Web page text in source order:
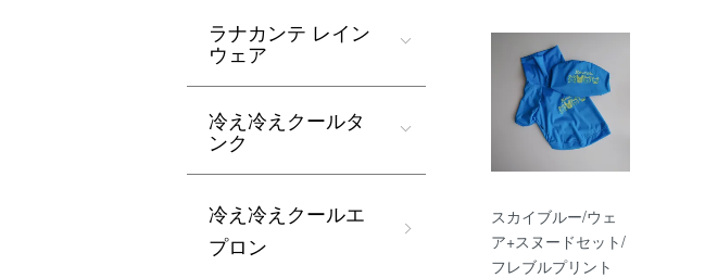
スカイブルー/ウェ
ア+スヌードセット/
フレブルプリント
ラナカンテ レイン
ウェア
冷え冷えクールタ
ンク
冷え冷えクールエ
プロン